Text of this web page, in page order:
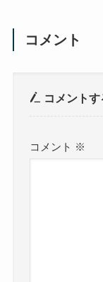
コメント
コメントす
コメント ※